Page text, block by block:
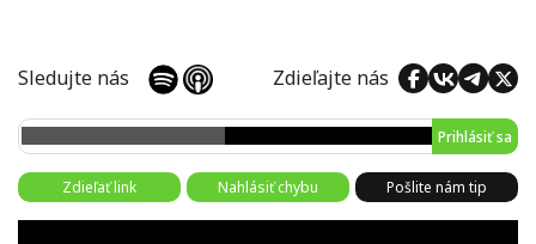
Sledujte nás Zdieľajte nás
Prihlásiť sa
Zdieľať link Nahlásiť chybu Pošlite nám tip